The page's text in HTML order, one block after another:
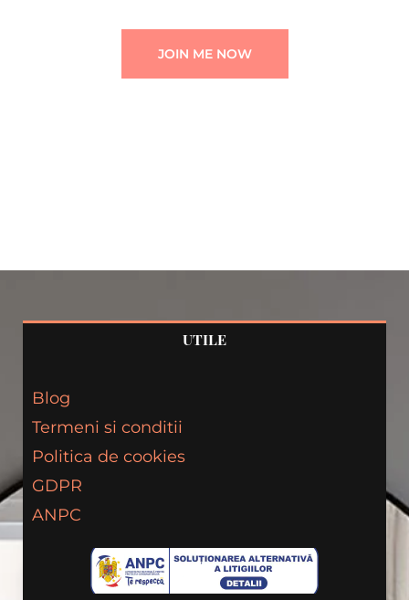
JOIN ME NOW
UTILE
Blog
Termeni si conditii
Politica de cookies
GDPR
ANPC